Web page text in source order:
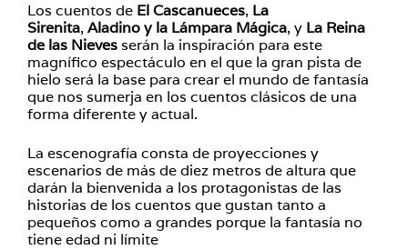
Los cuentos de El Cascanueces, La
Sirenita, Aladino y la Lámpara Mágica, y La Reina
de las Nievesserán la inspiración para este
magnífico espectáculo en el que la gran pista de
hielo será la base para crear el mundo de fantasía
que nos sumerja en los cuentos clásicos de una
forma diferente y actual.
La escenografía consta de proyecciones y
escenarios de más de diez metros de altura que
darán la bienvenida a los protagonistas de las
historias de los cuentos que gustan tanto a
pequeños como a grandes porque la fantasía no
tiene edad ni límite